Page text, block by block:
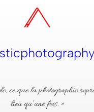
ce que la photographie
lieu qu’une fois. »